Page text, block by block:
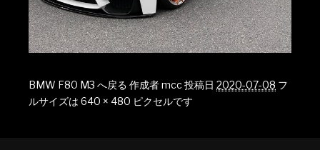
BMW F80 M3 へ戻る 作成者mcc投稿日 2020-07-08 フ
ルサイズは 640 × 480 ピクセルです